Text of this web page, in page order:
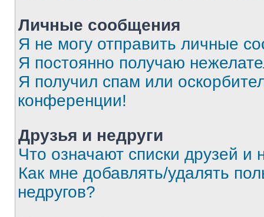
Личные сообщения
Я не могу отправить личные
Я постоянно получаю
Я получил спам или
конференции!
Друзья и недруги
Что означают списки друзей и
Как мне добавлять/удалять
недругов?